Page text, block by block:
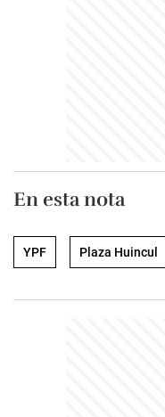
En esta nota
YPF Plaza Huincul